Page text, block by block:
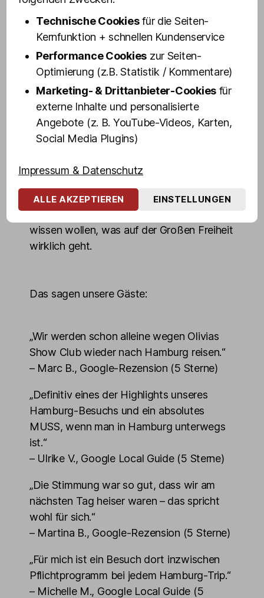
die Bühne ist so nah, dass man wirklich
sagen kann: Olivias Drag Queens sind
sozusagen Stars zum Anfassen.
Das Ambiente ist anrüchig, glamourös und
zu hundert Prozent Reeperbahn, echt und
authentisch wie in den goldenen Kiez-
Jahren. Kein Wunder: Vor unseren Zeiten
feierten hier schon die Beatles und das
die Stimmung – unbezahlbar. Die Shows in
Olivias Show Club sind Pflicht für alle, die
wissen wollen, was auf der Großen Freiheit
wirklich geht.
Das sagen unsere Gäste:
„Wir werden schon alleine wegen Olivias
Show Club wieder nach Hamburg reisen.“
– Marc B., Google-Rezension (5 Sterne)
„Definitiv eines der Highlights unseres
Hamburg-Besuchs und ein absolutes
MUSS, wenn man in Hamburg unterwegs
ist.“
– Ulrike V., Google Local Guide (5 Sterne)
„Die Stimmung war so gut, dass wir am
nächsten Tag heiser waren – das spricht
wohl für sich.“
– Martina B., Google-Rezension (5 Sterne)
„Für mich ist ein Besuch dort inzwischen
Pflichtprogramm bei jedem Hamburg-Trip.“
– Michelle M., Google Local Guide (5
Technische Cookiesfür die Seiten-
Kernfunktion + schnellen Kundenservice
Performance Cookies zur Seiten-
Optimierung (z.B. Statistik / Kommentare)
Marketing- & Drittanbieter-Cookies für
externe Inhalte und personalisierte
Angebote (z. B. YouTube-Videos, Karten,
Social Media Plugins)
Impressum & Datenschutz
ALLE AKZEPTIEREN EINSTELLUNGEN